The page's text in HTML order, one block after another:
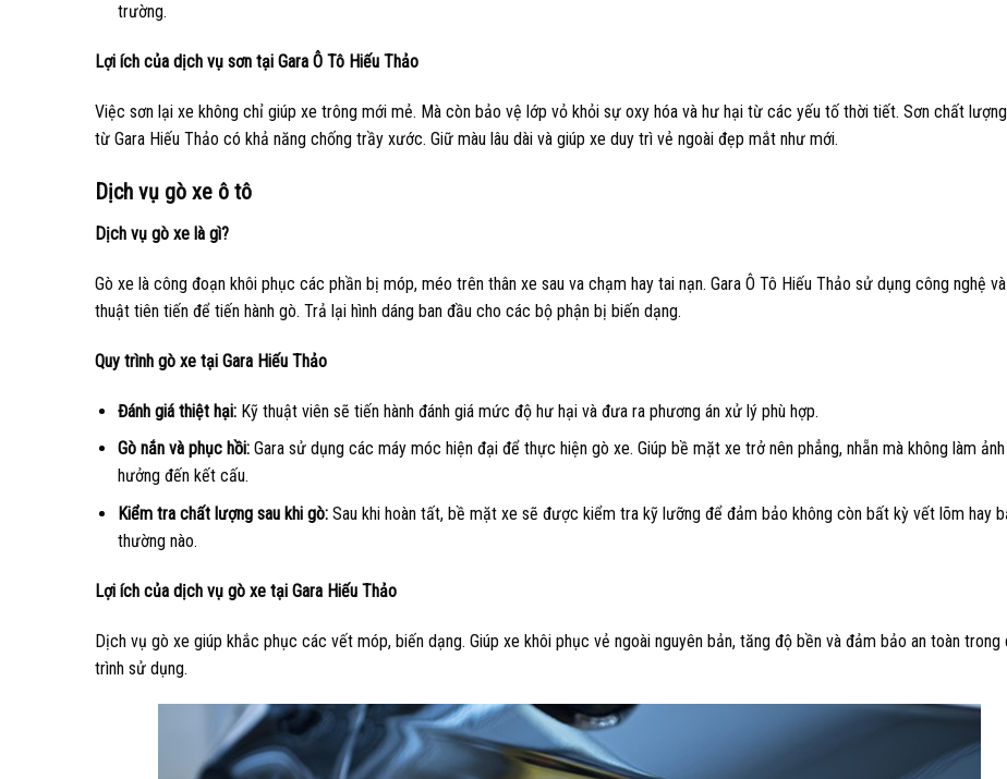
trường.
Lợi ích của dịch vụ sơn tại Gara Ô Tô Hiếu Thảo
Việc sơn lại xe không chỉ giúp xe trông mới mẻ. Mà còn bảo vệ lớp vỏ khỏi sự oxy hóa và hư hại từ các yếu tố thời tiết. Sơn chất
từ Gara Hiếu Thảo có khả năng chống trầy xước. Giữ màu lâu dài và giúp xe duy trì vẻ ngoài đẹp mắt như mới.
Dịch vụ gò xe ô tô
Dịch vụ gò xe là gì?
Gò xe là công đoạn khôi phục các phần bị móp, méo trên thân xe sau va chạm hay tai nạn. Gara Ô Tô Hiếu Thảo sử dụng công nghệ
thuật tiên tiến để tiến hành gò. Trả lại hình dáng ban đầu cho các bộ phận bị biến dạng.
Quy trình gò xe tại Gara Hiếu Thảo
Đánh giá thiệt hại:Kỹ thuật viên sẽ tiến hành đánh giá mức độ hư hại và đưa ra phương án xử lý phù hợp.
Gò nắn và phục hồi:Gara sử dụng các máy móc hiện đại để thực hiện gò xe. Giúp bề mặt xe trở nên phẳng, nhẵn mà không làm ảnh
hưởng đến kết cấu.
Kiểm tra chất lượng sau khi gò:Sau khi hoàn tất, bề mặt xe sẽ được kiểm tra kỹ lưỡng để đảm bảo không còn bất kỳ vết lõm hay
thường nào.
Lợi ích của dịch vụ gò xe tại Gara Hiếu Thảo
Dịch vụ gò xe giúp khắc phục các vết móp, biến dạng. Giúp xe khôi phục vẻ ngoài nguyên bản, tăng độ bền và đảm bảo an toàn trong
trình sử dụng.